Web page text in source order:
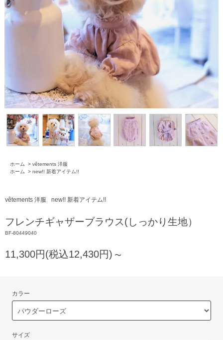
ホーム > vêtements 洋服
ホーム
> new!! 新着アイテム!!
vêtements 洋服 new!! 新着アイテム!!
フレンチギャザーブラウス(しっかり生地）
BF-80449040
11,300円(税込12,430円) 〜
カラー
サイズ